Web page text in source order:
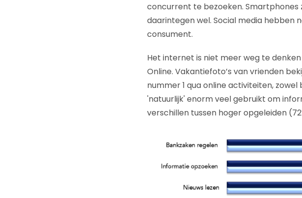
concurrent te bezoeken. Smartphones
daarintegen wel. Social media hebben
consument.
Het internet is niet meer weg te
Online. Vakantiefoto’s van vrienden
nummer 1 qua online activiteiten,
'natuurlijk' enorm veel gebruikt om
verschillen tussen hoger opgeleiden